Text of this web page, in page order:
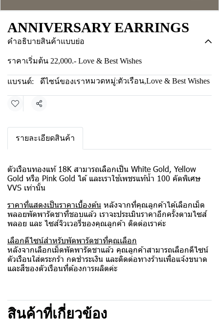
ANNIVERSARY EARRINGS
คำอธิบายสินค้าแบบย่อ
ราคาเริ่มต้น 22,000.- Love & Best Wishes
แบรนด์: ดีไซน์ของเราหมวดหมู่:ตัวเรือน,Love & Best Wishes
แชร์
รายละเอียดสินค้า
ตัวเรือนทองแท้ 18K สามารถเลือกเป็น White Gold, Yellow
Gold หรือ Pink Gold ได้ และเราใช้เพชรแท้น้ำ 100 คัดพิเศษ
VVS เท่านั้น
ราคาที่แสดงเป็นราคาเบื้องต้น หลังจากที่คุณลูกค้าได้เลือกเม็ด
พลอยพัดพารัดชาที่ชอบแล้ว เราจะประเมินราคาอีกครั้งตามไซส์
พลอย และ ไซส์จิวเวอรี่ของคุณลูกค้า ติดต่อเราค่ะ
เลือกดีไซน์สำหรับพัดพารัดชาที่คุณเลือก
หลังจากเลือกเม็ดพัดพารัดชาแล้ว คุณลูกค้าสามารถเลือกดีไซน์
ตัวเรือนใส่ตระกร้า กดชำระเงิน และติดต่อทางร้านเพื่อแจ้งขนาด
และสีของตัวเรือนที่ต้องการผลิตค่ะ
สินค้าที่เกี่ยวข้อง